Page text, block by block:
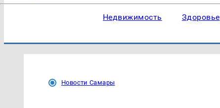
Недвижимость Здоровье
Новости Самары